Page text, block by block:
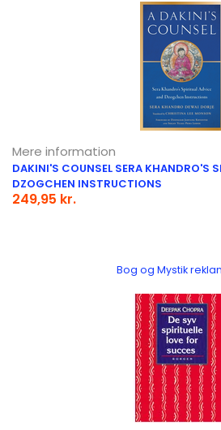
Mere information
DAKINI'S COUNSEL SERA KHANDRO'S
DZOGCHEN INSTRUCTIONS
249,95 kr.
Bog og Mystik